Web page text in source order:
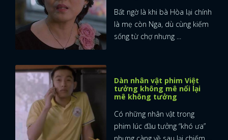
Bất ngờ là khi bà Hòa lại chính
là mẹ còn Nga, dù cùng kiếm
sống từ chợ nhưng ...
Dàn nhân vật phim Việt
tưởng không mê nổi lại
mê không tưởng
Có những nhân vật trong
phim lúc đầu tưởng “khó ưa”